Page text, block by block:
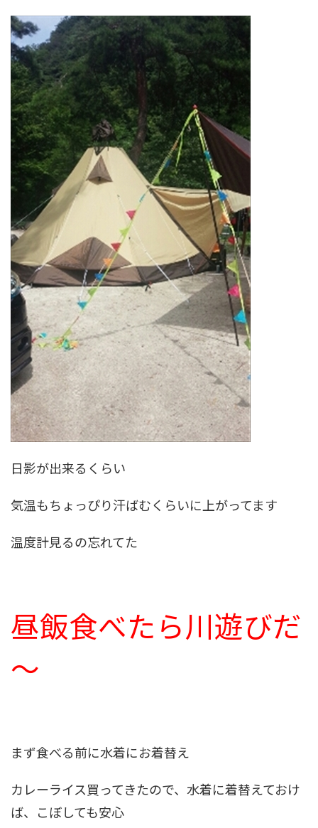
日影が出来るくらい
気温もちょっぴり汗ばむくらいに上がってます
温度計見るの忘れてた
昼飯食べたら川遊びだ
～
まず食べる前に水着にお着替え
カレーライス買ってきたので、水着に着替えておけ
ば、こぼしても安心